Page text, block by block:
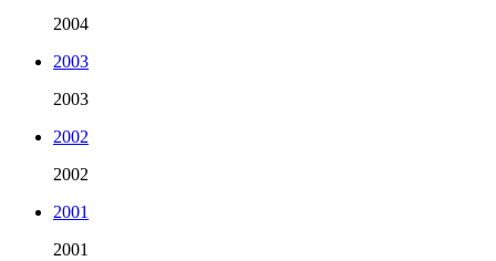
2004
2003
2003
2002
2002
2001
2001